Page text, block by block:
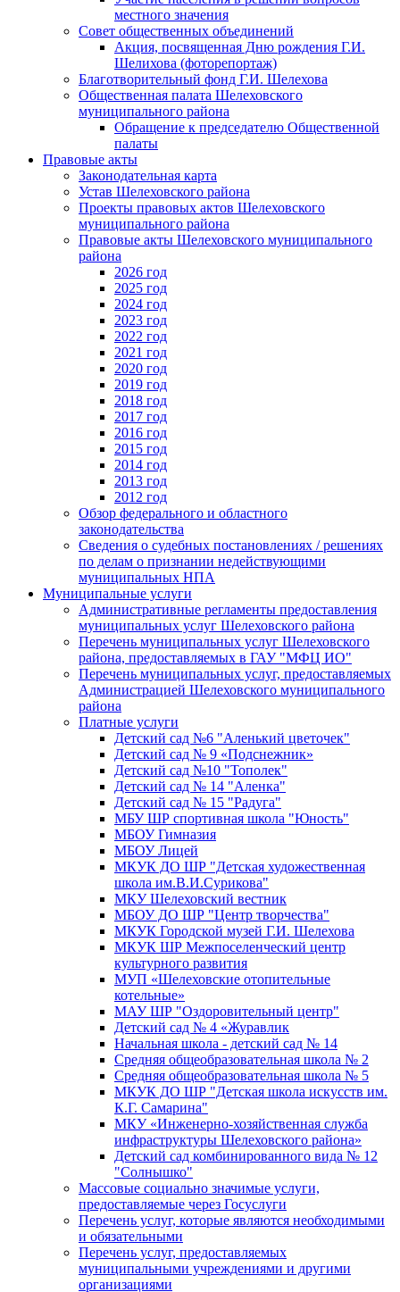
местного значения
Совет общественных объединений
Акция, посвященная Дню рождения Г.И.
Шелихова (фоторепортаж)
Благотворительный фонд Г.И. Шелехова
Общественная палата Шелеховского
муниципального района
Обращение к председателю Общественной
палаты
Правовые акты
Законодательная карта
Устав Шелеховского района
Проекты правовых актов Шелеховского
муниципального района
Правовые акты Шелеховского муниципального
района
2026 год
2025 год
2024 год
2023 год
2022 год
2021 год
2020 год
2019 год
2018 год
2017 год
2016 год
2015 год
2014 год
2013 год
2012 год
Обзор федерального и областного
законодательства
Сведения о судебных постановлениях / решениях
по делам о признании недействующими
муниципальных НПА
Муниципальные услуги
Административные регламенты предоставления
муниципальных услуг Шелеховского района
Перечень муниципальных услуг Шелеховского
района, предоставляемых в ГАУ "МФЦ ИО"
Перечень муниципальных услуг, предоставляемых
Администрацией Шелеховского муниципального
района
Платные услуги
Детский сад №6 "Аленький цветочек"
Детский сад № 9 «Подснежник»
Детский сад №10 "Тополек"
Детский сад № 14 "Аленка"
Детский сад № 15 "Радуга"
МБУ ШР спортивная школа "Юность"
МБОУ Гимназия
МБОУ Лицей
МКУК ДО ШР "Детская художественная
школа им.В.И.Сурикова"
МКУ Шелеховский вестник
МБОУ ДО ШР "Центр творчества"
МКУК Городской музей Г.И. Шелехова
МКУК ШР Межпоселенческий центр
культурного развития
МУП «Шелеховские отопительные
котельные»
МАУ ШР "Оздоровительный центр"
Детский сад № 4 «Журавлик
Начальная школа - детский сад № 14
Средняя общеобразовательная школа № 2
Средняя общеобразовательная школа № 5
МКУК ДО ШР "Детская школа искусств им.
К.Г. Самарина"
МКУ «Инженерно-хозяйственная служба
инфраструктуры Шелеховского района»
Детский сад комбинированного вида № 12
"Солнышко"
Массовые социально значимые услуги,
предоставляемые через Госуслуги
Перечень услуг, которые являются необходимыми
и обязательными
Перечень услуг, предоставляемых
муниципальными учреждениями и другими
организациями